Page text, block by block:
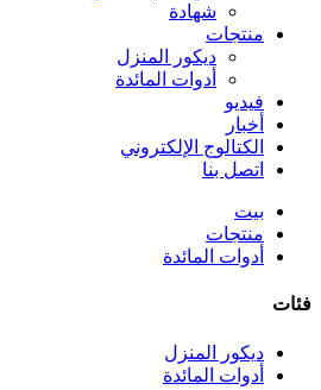
شهادة
منتجات
ديكور المنزل
أدوات المائدة
فيديو
أخبار
الكتالوج الإلكتروني
اتصل بنا
بيت
منتجات
أدوات المائدة
فئات
ديكور المنزل
أدوات المائدة